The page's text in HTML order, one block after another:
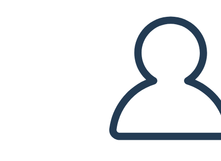
Copie este guión gráfico
CREAR UN GUIÓN GRÁFICO
JUEGO DE DIAPOSITIVAS
LEERME